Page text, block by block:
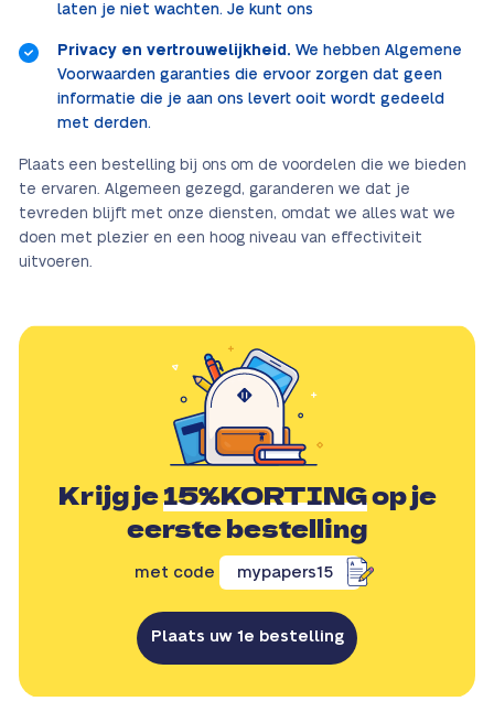
laten je niet wachten. Je kunt ons
Privacy en vertrouwelijkheid. We hebben Algemene
Voorwaarden garanties die ervoor zorgen dat geen
informatie die je aan ons levert ooit wordt gedeeld
met derden.
Plaats een bestelling bij ons om de voordelen die we bieden
te ervaren. Algemeen gezegd, garanderen we dat je
tevreden blijft met onze diensten, omdat we alles wat we
doen met plezier en een hoog niveau van effectiviteit
uitvoeren.
Krijg je15%KORTINGop je
eerste bestelling
met code mypapers15
Plaats uw 1e bestelling